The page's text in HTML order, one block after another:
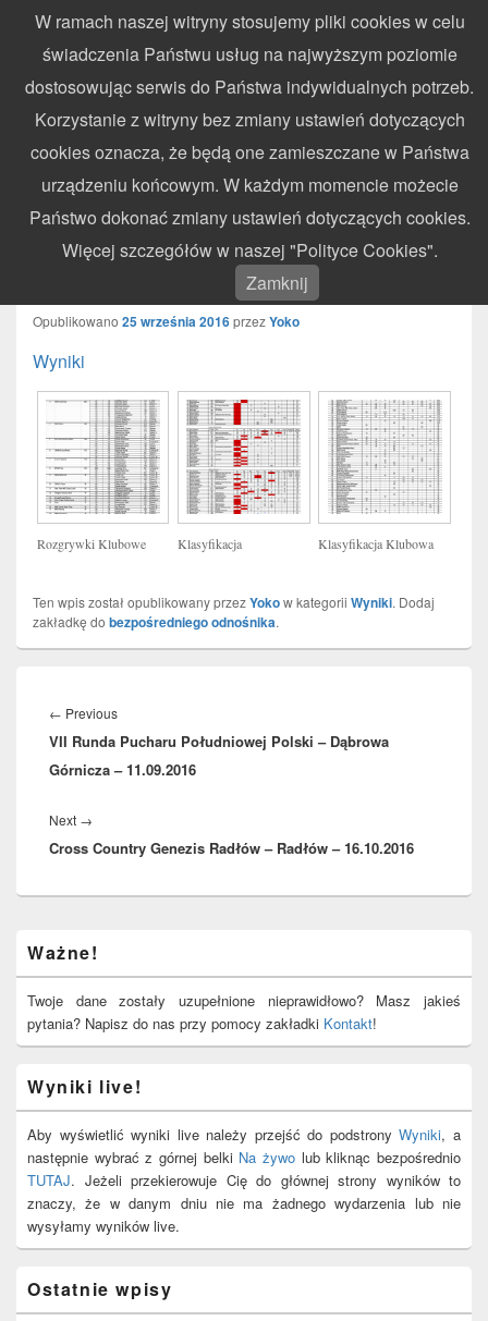
WynikiZawodow.pl
Profesjonalny elektroniczny pomiar czasu – chronometraż zawodów
sportowych
Search
for:
Search
VIII Runda Pucharu Południowej
Polski – Łukowa – 25.09.2016
Opublikowano 25 września 2016przezYoko
Wyniki
Rozgrywki Klubowe Klasyfikacja Klasyfikacja Klubowa
Ten wpis został opublikowany przezYokow kategorii Wyniki. Dodaj
zakładkę do bezpośredniego odnośnika.
wpisu
← PreviousPrevious
post:
VII Runda Pucharu Południowej Polski – Dąbrowa
Górnicza – 11.09.2016
Next →
post:
Cross Country Genezis Radłów – Radłów – 16.10.2016
Sidebar
Widget
Area
Ważne!
Twoje dane zostały uzupełnione nieprawidłowo? Masz jakieś
pytania? Napisz do nas przy pomocy zakładki Kontakt!
Wyniki live!
Aby wyświetlić wyniki live należy przejść do podstronyWyniki, a
następnie wybrać z górnej belki Na żywo lub kliknąc bezpośrednio
TUTAJ. Jeżeli przekierowuje Cię do głównej strony wyników to
znaczy, że w danym dniu nie ma żadnego wydarzenia lub nie
wysyłamy wyników live.
Ostatnie wpisy
W ramach naszej witryny stosujemy pliki cookies w celu
świadczenia Państwu usług na najwyższym poziomie
dostosowując serwis do Państwa indywidualnych potrzeb.
Korzystanie z witryny bez zmiany ustawień dotyczących
cookies oznacza, że będą one zamieszczane w Państwa
urządzeniu końcowym. W każdym momencie możecie
Państwo dokonać zmiany ustawień dotyczących cookies.
Więcej szczegółów w naszej "Polityce Cookies".
Zamknij